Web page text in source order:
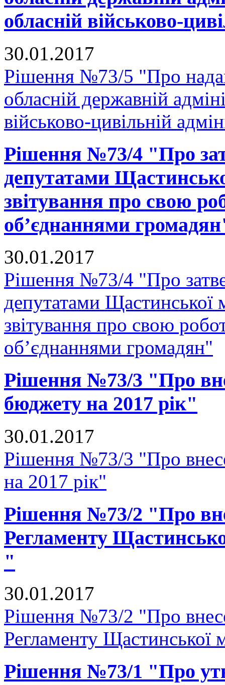
обласній військово-
30.01.2017
Рішення №73/5 "Про
обласній державній
військово-цивільній
Рішення №73/4 "Про
депутатами
звітування про свою
об’єднаннями
30.01.2017
Рішення №73/4 "Про
депутатами Щастинської
звітування про свою
об’єднаннями громадян"
Рішення №73/3 "Про
бюджету на 2017 рік"
30.01.2017
Рішення №73/3 "Про
на 2017 рік"
Рішення №73/2 "Про
Регламенту
"
30.01.2017
Рішення №73/2 "Про
Регламенту Щастинської
Рішення №73/1 "Про